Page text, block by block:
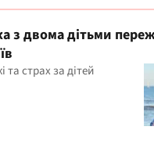
з двома дітьми
та страх за дітей